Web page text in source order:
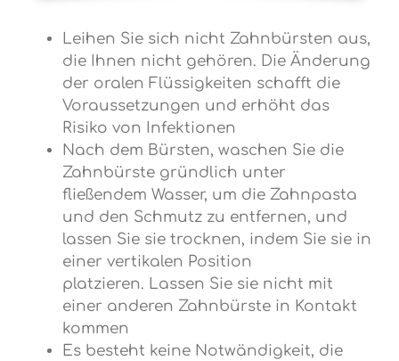
Leihen Sie sich nicht Zahnbürsten aus,
die Ihnen nicht gehören. Die Änderung
der oralen Flüssigkeiten schafft die
Voraussetzungen und erhöht das
Risiko von Infektionen
Nach dem Bürsten, waschen Sie die
Zahnbürste gründlich unter
fließendem Wasser, um die Zahnpasta
und den Schmutz zu entfernen, und
lassen Sie sie trocknen, indem Sie sie in
einer vertikalen Position
platzieren. Lassen Sie sie nicht mit
einer anderen Zahnbürste in Kontakt
kommen
Es besteht keine Notwändigkeit, die